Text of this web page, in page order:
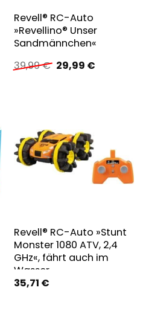
Revell® RC-Auto
»Revellino® Unser
Sandmännchen«
39,99€ Ursprünglicher
Preis
29,99 €Aktueller
Revell® RC-Auto »Stunt
Monster 1080 ATV, 2,4
GHz«, fährt auch im
Wasser
35,71 €